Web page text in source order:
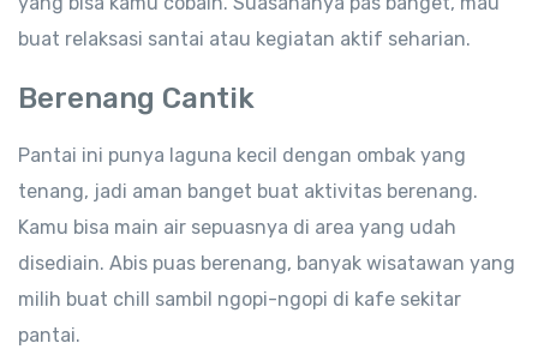
buat relaksasi santai atau kegiatan aktif seharian.
Berenang Cantik
Pantai ini punya laguna kecil dengan ombak yang
tenang, jadi aman banget buat aktivitas berenang.
Kamu bisa main air sepuasnya di area yang udah
disediain. Abis puas berenang, banyak wisatawan yang
milih buat chill sambil ngopi-ngopi di kafe sekitar
pantai.